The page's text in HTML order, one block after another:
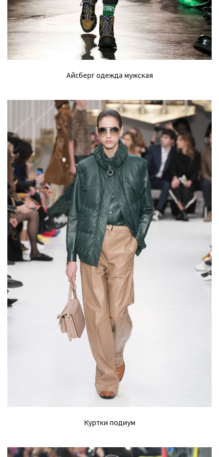
Айсберг одежда мужская
Куртки подиум